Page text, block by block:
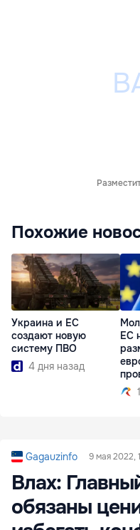
Похожие
Украина и ЕС
создают новую
систему ПВО
4 дня назад
ЕС
Gagauzinfo 9 мая 2022,
Влах:
обязаны